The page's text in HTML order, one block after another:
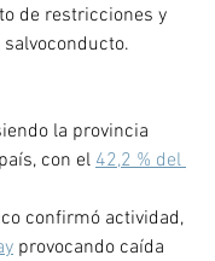
de restricciones y
la provincia
con el 42,2 % del
confirmó actividad,
provocando caída